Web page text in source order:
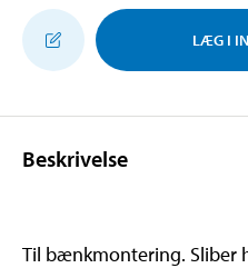
LÆG I
Beskrivelse
Til bænkmontering. Sliber